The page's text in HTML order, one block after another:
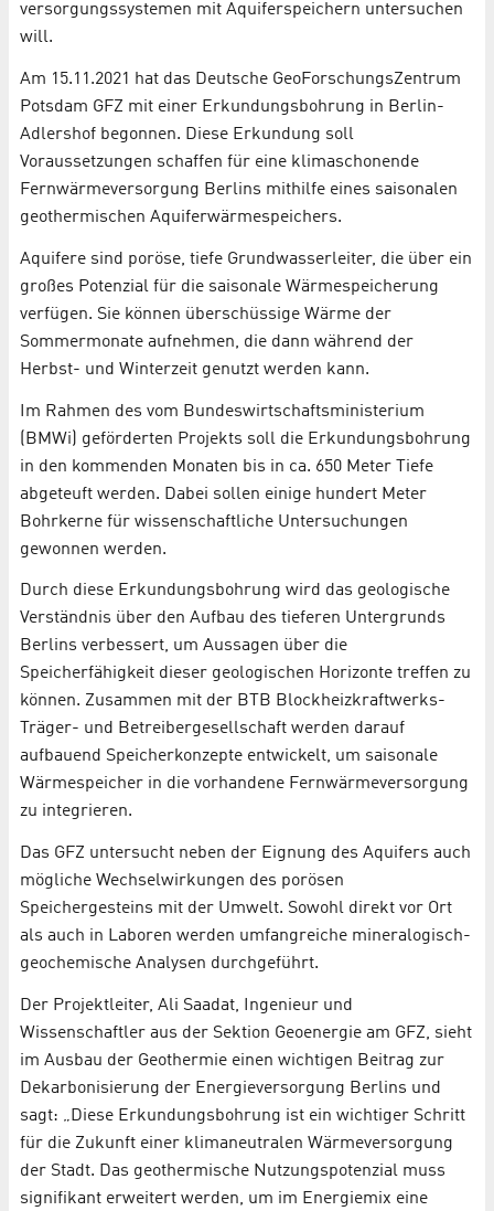
versorgungs­systemen mit Aquiferspeichern untersuchen
will.
Am 15.11.2021 hat das Deutsche GeoForschungsZentrum
Potsdam GFZ mit einer Erkundungsbohrung in Berlin-
Adlershof begonnen. Diese Erkundung soll
Voraussetzungen schaffen für eine klimaschonende
Fernwärmeversorgung Berlins mithilfe eines saisonalen
geothermischen Aquiferwärmespeichers.
Aquifere sind poröse, tiefe Grundwasserleiter, die über ein
großes Potenzial für die saisonale Wärmespeicherung
verfügen. Sie können überschüssige Wärme der
Sommermonate aufnehmen, die dann während der
Herbst- und Winterzeit genutzt werden kann.
Im Rahmen des vom Bundeswirtschaftsministerium
(BMWi) geförderten Projekts soll die Erkundungsbohrung
in den kommenden Monaten bis in ca. 650 Meter Tiefe
abgeteuft werden. Dabei sollen einige hundert Meter
Bohrkerne für wissenschaftliche Untersuchungen
gewonnen werden.
Durch diese Erkundungsbohrung wird das geologische
Verständnis über den Aufbau des tieferen Untergrunds
Berlins verbessert, um Aussagen über die
Speicherfähigkeit dieser geologischen Horizonte treffen zu
können. Zusammen mit der BTB Blockheizkraftwerks-
Träger- und Betreibergesellschaft werden darauf
aufbauend Speicherkonzepte entwickelt, um saisonale
Wärmespeicher in die vorhandene Fernwärmeversorgung
zu integrieren.
Das GFZ untersucht neben der Eignung des Aquifers auch
mögliche Wechselwirkungen des porösen
Speichergesteins mit der Umwelt. Sowohl direkt vor Ort
als auch in Laboren werden umfangreiche mineralogisch-
geochemische Analysen durchgeführt.
Der Projektleiter, Ali Saadat, Ingenieur und
Wissenschaftler aus der Sektion Geoenergie am GFZ, sieht
im Ausbau der Geothermie einen wichtigen Beitrag zur
Dekarbonisierung der Energieversorgung Berlins und
sagt: „Diese Erkundungsbohrung ist ein wichtiger Schritt
für die Zukunft einer klimaneutralen Wärmeversorgung
der Stadt. Das geothermische Nutzungspotenzial muss
signifikant erweitert werden, um im Energiemix eine